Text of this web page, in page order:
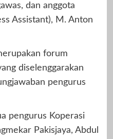
dan anggota
Assistant), M. Anton
forum
diselenggarakan
pengurus
pengurus Koperasi
Pakisjaya, Abdul